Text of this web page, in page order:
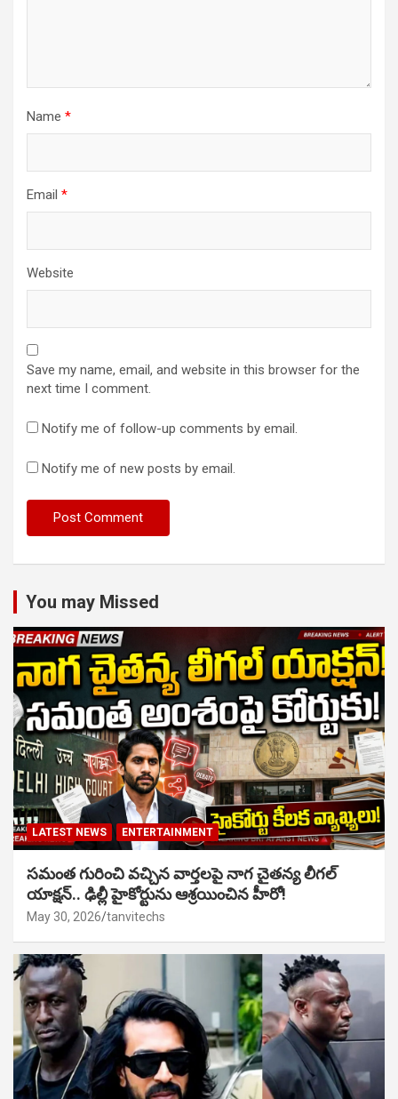
Name *
Email *
Website
Save my name, email, and website in this browser for the
next time I comment.
Notify me of follow-up comments by email.
Notify me of new posts by email.
You may Missed
LATEST NEWS ENTERTAINMENT
సమంత గురించి వచ్చిన వార్తలపై నాగ చైతన్య లీగల్
యాక్షన్.. ఢిల్లీ హైకోర్టును ఆశ్రయించిన హీరో!
May 30, 2026 tanvitechs